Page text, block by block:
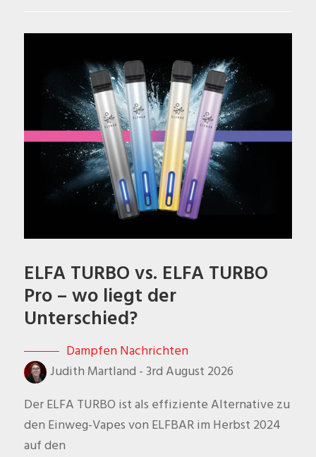
ELFA TURBO vs. ELFA TURBO
Pro – wo liegt der
Unterschied?
Dampfen Nachrichten
Judith Martland - 3rd August 2026
Der ELFA TURBO ist als effiziente Alternative zu
den Einweg-Vapes von ELFBAR im Herbst 2024
auf den